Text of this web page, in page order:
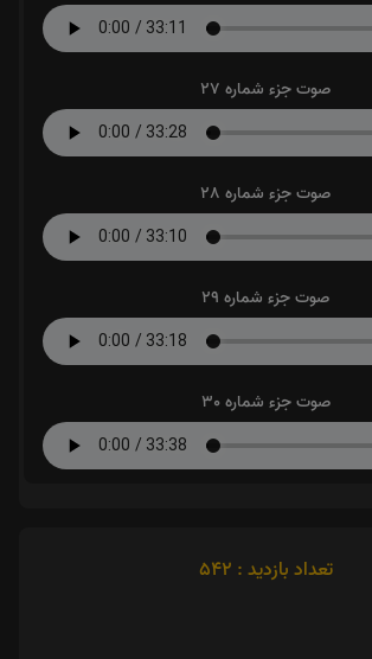
صوت جزء شماره 27
صوت جزء شماره 28
صوت جزء شماره 29
صوت جزء شماره 30
تعداد بازدید : 542